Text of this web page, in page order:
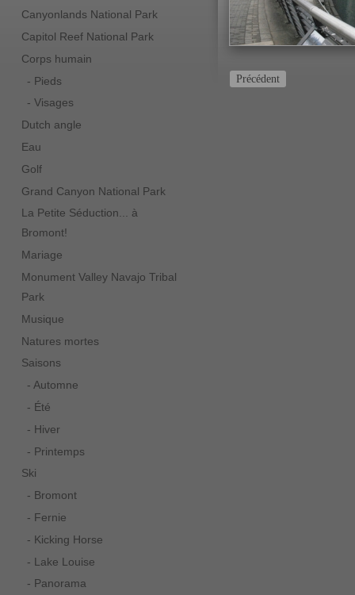
Canyonlands National Park
Capitol Reef National Park
Corps humain
- Pieds
- Visages
Dutch angle
Eau
Golf
Grand Canyon National Park
La Petite Séduction... à
Bromont!
Mariage
Monument Valley Navajo Tribal
Park
Musique
Natures mortes
Saisons
- Automne
- Été
- Hiver
- Printemps
Ski
- Bromont
- Fernie
- Kicking Horse
- Lake Louise
- Panorama
Précédent